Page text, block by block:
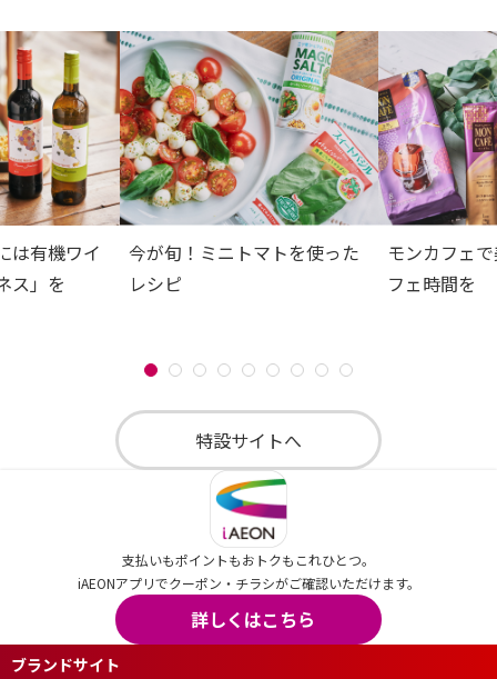
は有機ワイ
ス」を
今が旬！ミニトマトを使った
レシピ
モンカフェ
フェ時間を
特設サイトへ
支払いもポイントもおトクもこれひとつ。
iAEONアプリでクーポン・チラシがご確認いただけます。
詳しくはこちら
ブランドサイト